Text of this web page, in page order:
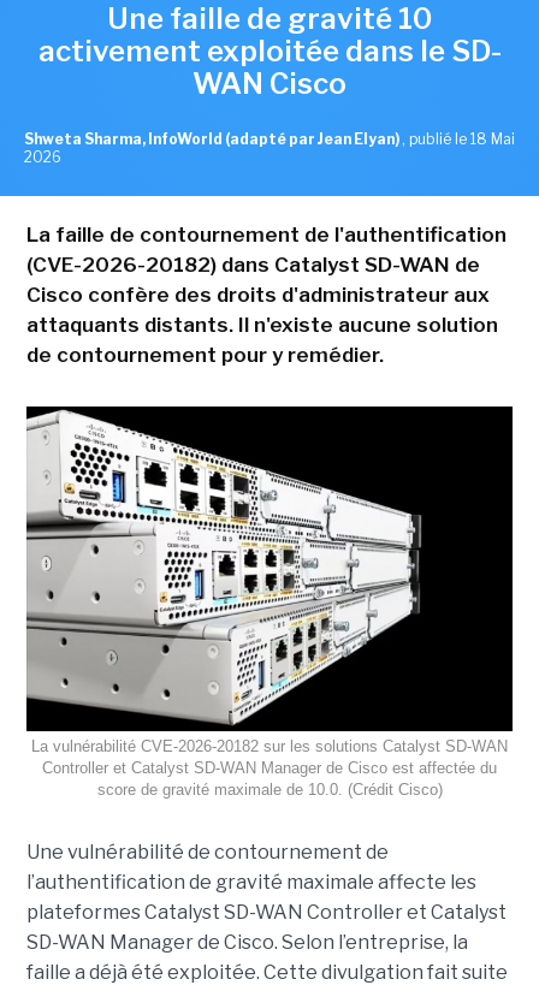
Une faille de gravité 10
activement exploitée dans le SD-
WAN Cisco
Shweta Sharma, InfoWorld (adapté par Jean Elyan) , publié le 18 Mai
2026
La faille de contournement de l'authentification
(CVE-2026-20182) dans Catalyst SD-WAN de
Cisco confère des droits d'administrateur aux
attaquants distants. Il n'existe aucune solution
de contournement pour y remédier.
La vulnérabilité CVE-2026-20182 sur les solutions Catalyst SD-WAN
Controller et Catalyst SD-WAN Manager de Cisco est affectée du
score de gravité maximale de 10.0. (Crédit Cisco)
Une vulnérabilité de contournement de
l’authentification de gravité maximale affecte les
plateformes Catalyst SD-WAN Controller et Catalyst
SD-WAN Manager de Cisco. Selon l’entreprise, la
faille a déjà été exploitée. Cette divulgation fait suite